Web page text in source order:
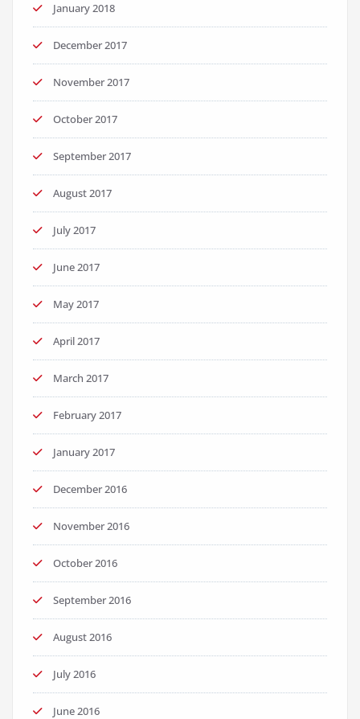
January 2018
December 2017
November 2017
October 2017
September 2017
August 2017
July 2017
June 2017
May 2017
April 2017
March 2017
February 2017
January 2017
December 2016
November 2016
October 2016
September 2016
August 2016
July 2016
June 2016